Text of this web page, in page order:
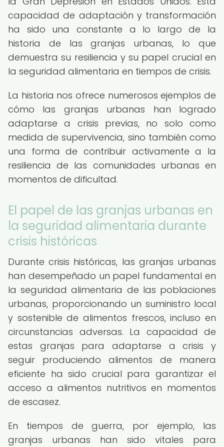
capacidad de adaptación y transformación
ha sido una constante a lo largo de la
historia de las granjas urbanas, lo que
demuestra su resiliencia y su papel crucial en
la seguridad alimentaria en tiempos de crisis.
La historia nos ofrece numerosos ejemplos de
cómo las granjas urbanas han logrado
adaptarse a crisis previas, no solo como
medida de supervivencia, sino también como
una forma de contribuir activamente a la
resiliencia de las comunidades urbanas en
momentos de dificultad.
El papel de las granjas urbanas en
la seguridad alimentaria durante
crisis históricas
Durante crisis históricas, las granjas urbanas
han desempeñado un papel fundamental en
la seguridad alimentaria de las poblaciones
urbanas, proporcionando un suministro local
y sostenible de alimentos frescos, incluso en
circunstancias adversas. La capacidad de
estas granjas para adaptarse a crisis y
seguir produciendo alimentos de manera
eficiente ha sido crucial para garantizar el
acceso a alimentos nutritivos en momentos
de escasez.
En tiempos de guerra, por ejemplo, las
granjas urbanas han sido vitales para